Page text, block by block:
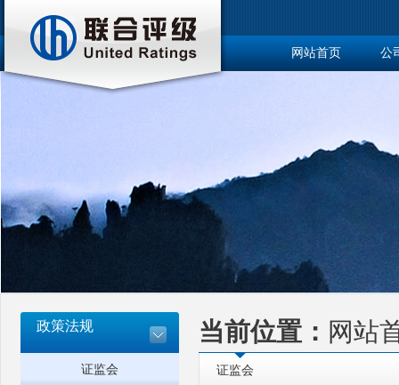
网站首页 公
政策法规
证监会
当前位置： 网站
证监会